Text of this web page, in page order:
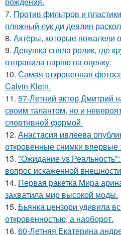
7. Против фильтров и
пляжный лук ди девлин
8. Актёры, которые пожалели
9. Девушка сняла ролик, где
отправила парню на оценку.
10. Самая откровенная
Calvin Klein.
11. 57-Летний актер Дмитрий
своим талантом, но и
спортивной формой.
12. Анастасия ивлеева
откровенные снимки впервые
13. "Ожидание vs
вопрос искаженной
14. Первая ракетка Мира
захватила мир высокой моды.
15. Бьянка цензори удивила
откровенностью, а наоборот.
16. 60-Летняя Екатерина